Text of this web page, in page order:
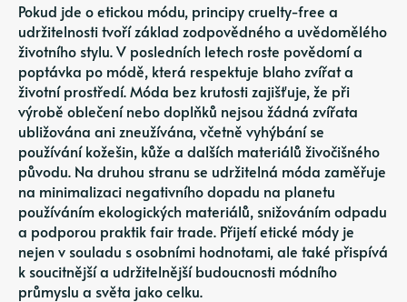
Pokud jde o etickou módu, principy cruelty-free a
udržitelnosti tvoří základ zodpovědného a uvědomělého
životního stylu. V posledních letech roste povědomí a
poptávka po módě, která respektuje blaho zvířat a
životní prostředí. Móda bez krutosti zajišťuje, že při
výrobě oblečení nebo doplňků nejsou žádná zvířata
ubližována ani zneužívána, včetně vyhýbání se
používání kožešin, kůže a dalších materiálů živočišného
původu. Na druhou stranu se udržitelná móda zaměřuje
na minimalizaci negativního dopadu na planetu
používáním ekologických materiálů, snižováním odpadu
a podporou praktik fair trade. Přijetí etické módy je
nejen v souladu s osobními hodnotami, ale také přispívá
k soucitnější a udržitelnější budoucnosti módního
průmyslu a světa jako celku.